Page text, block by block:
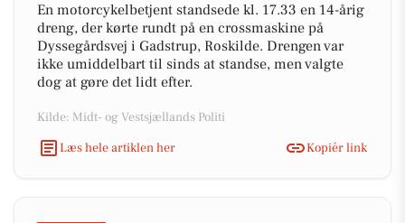
En motorcykelbetjent standsede kl. 17.33 en 14-årig
dreng, der kørte rundt på en crossmaskine på
Dyssegårdsvej i Gadstrup, Roskilde. Drengen var
ikke umiddelbart til sinds at standse, men valgte
dog at gøre det lidt efter.
Kilde: Midt- og Vestsjællands Politi
Læs hele artiklen her
Kopiér link